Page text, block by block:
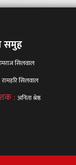
समुह
सिलवाल
रामहरि सिलवाल
: अनिता श्रेष्ठ